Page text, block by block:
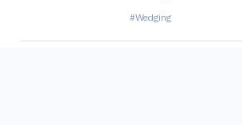
#Wedging